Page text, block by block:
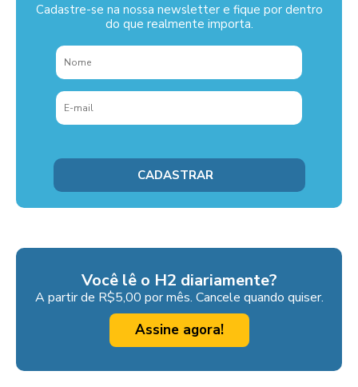
Cadastre-se na nossa newsletter e fique por dentro
do que realmente importa.
Você lê o H2 diariamente?
A partir de R$5,00 por mês. Cancele quando quiser.
Assine agora!